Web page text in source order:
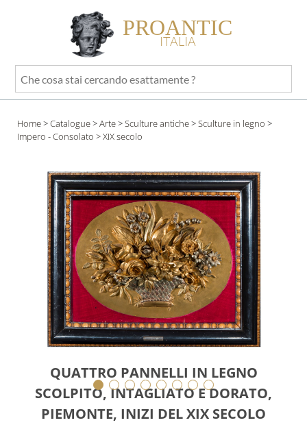
PROANTIC
ITALIA
Che
cosa
cercando
esattamente
Home>Catalogue>Arte>Sculture antiche>Sculture in legno >
Impero - Consolato > XIX secolo
QUATTRO PANNELLI IN LEGNO
SCOLPITO, INTAGLIATO E DORATO,
PIEMONTE, INIZI DEL XIX SECOLO